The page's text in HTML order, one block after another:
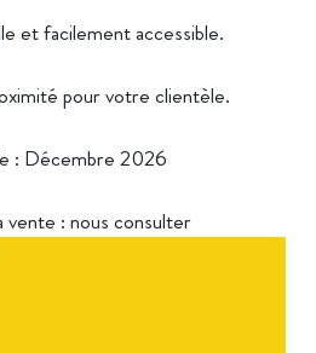
et facilement accessible.
pour votre clientèle.
: Décembre 2026
vente : nous consulter